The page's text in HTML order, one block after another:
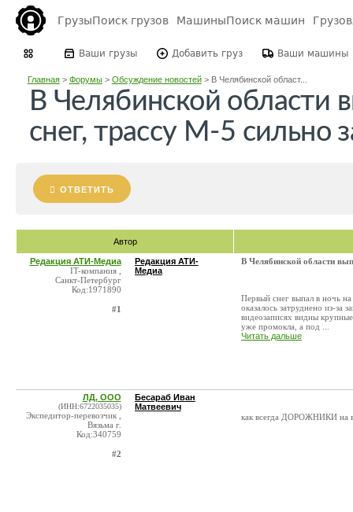
ГрузыПоиск грузов МашиныПоиск машин
Ваши грузы Добавить груз Ваши машины
Главная> Форумы> Обсуждение новостей> В Челябинской област...
В Челябинской области
снег, трассу М-5 сильно
ОТВЕТИТЬ
Автор
Редакция АТИ-Медиа
IT-компания ,
Санкт-Петербург
Код:1971890
#1
Редакция АТИ-
Медиа
В Челябинской области
Первый снег выпал в ночь
оказалось затруднено из-за
видеозаписях видны
уже промокла, а под ...
Читать дальше
ЛД, ООО
(ИНН:6722035035)
Экспедитор-перевозчик ,
Вязьма г.
Код:340759
#2
Бесараб Иван
Матвеевич
как всегда ДОРОЖНИКИ на